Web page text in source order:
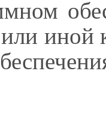
иной